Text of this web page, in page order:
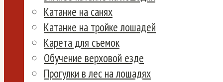
Катание на санях
Катание на тройке лошадей
Карета для съемок
Обучение верховой езде
Прогулки в лес на лошадях